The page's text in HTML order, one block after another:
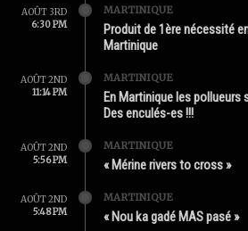
AOÛT 3RD
6:30 PM
MARTINIQUE
Produit de 1ère nécessité
Martinique
AOÛT 2ND
11:14 PM
MARTINIQUE
En Martinique les pollueurs
Des enculés-es !!!
AOÛT 2ND
5:56 PM
MARTINIQUE
« Mérine rivers to cross »
AOÛT 2ND
5:48 PM
MARTINIQUE
« Nou ka gadé MAS pasé »